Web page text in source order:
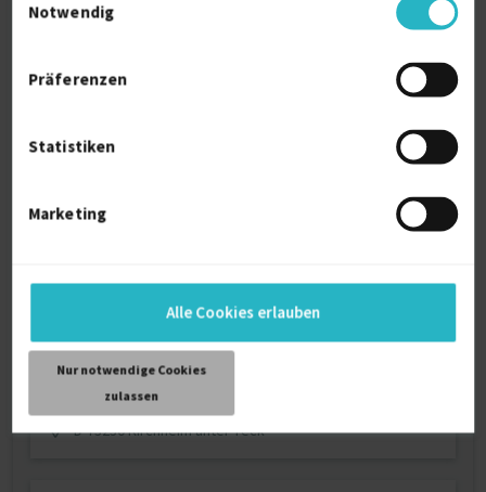
Notwendig
Präferenzen
Statistiken
Marketing
Alle Cookies erlauben
Nur notwendige Cookies
zulassen
D-61231 Bad Nauheim
Geschäftsführer
Technisches Testmanagement / Testkoordination
8 J.
Verfügbarkeit einsehen
0
Referenzen
auf Anfrage
D-73230 Kirchheim unter Teck